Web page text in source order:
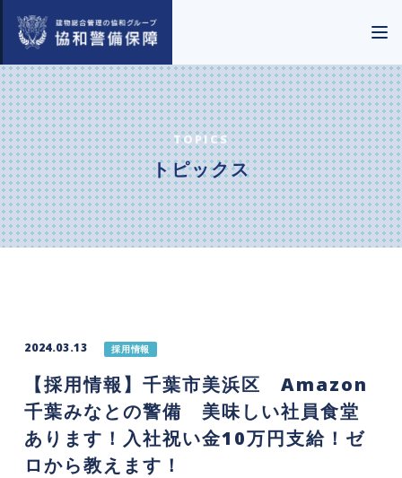
TOPICS
トピックス
2024.03.13 採用情報
【採用情報】千葉市美浜区 Amazon
千葉みなとの警備 美味しい社員食堂
あります！入社祝い金10万円支給！ゼ
ロから教えます！